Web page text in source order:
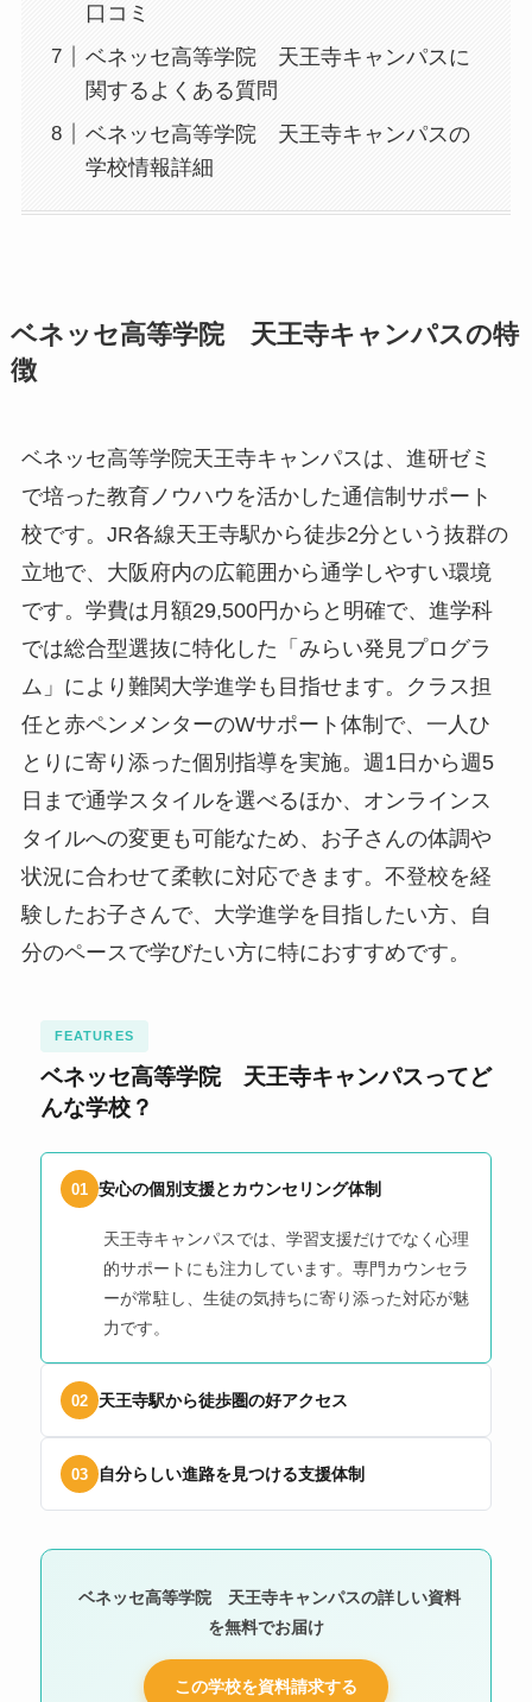
口コミ
ベネッセ高等学院 天王寺キャンパスに
関するよくある質問
ベネッセ高等学院 天王寺キャンパスの
学校情報詳細
ベネッセ高等学院 天王寺キャンパスの特
徴
ベネッセ高等学院天王寺キャンパスは、進研ゼミ
で培った教育ノウハウを活かした通信制サポート
校です。JR各線天王寺駅から徒歩2分という抜群の
立地で、大阪府内の広範囲から通学しやすい環境
です。学費は月額29,500円からと明確で、進学科
では総合型選抜に特化した「みらい発見プログラ
ム」により難関大学進学も目指せます。クラス担
任と赤ペンメンターのWサポート体制で、一人ひ
とりに寄り添った個別指導を実施。週1日から週5
日まで通学スタイルを選べるほか、オンラインス
タイルへの変更も可能なため、お子さんの体調や
状況に合わせて柔軟に対応できます。不登校を経
験したお子さんで、大学進学を目指したい方、自
分のペースで学びたい方に特におすすめです。
FEATURES
ベネッセ高等学院 天王寺キャンパスってど
んな学校？
01 安心の個別支援とカウンセリング体制
天王寺キャンパスでは、学習支援だけでなく心理
的サポートにも注力しています。専門カウンセラ
ーが常駐し、生徒の気持ちに寄り添った対応が魅
力です。
02 天王寺駅から徒歩圏の好アクセス
03 自分らしい進路を見つける支援体制
ベネッセ高等学院 天王寺キャンパスの詳しい資料
を無料でお届け
この学校を資料請求する